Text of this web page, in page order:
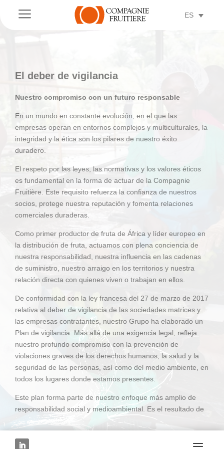
a ES
El deber de vigilancia
Nuestro compromiso con un futuro responsable
En un mundo en constante evolución, en el que las
empresas operan en entornos complejos y multiculturales, la
integridad y la ética son los pilares de nuestro éxito
duradero.
El respeto por las leyes, las normativas y los valores éticos
es fundamental en la forma de actuar de la Compagnie
Fruitière. Este requisito refuerza la confianza de nuestros
socios, protege nuestra reputación y fomenta relaciones
comerciales duraderas.
Como primer productor de fruta de África y líder europeo en
la distribución de fruta, actuamos con plena conciencia de
nuestra responsabilidad, nuestra influencia en las cadenas
de suministro, nuestro arraigo en los territorios y nuestra
relación directa con quienes viven o trabajan en ellos.
De conformidad con la ley francesa del 27 de marzo de 2017
relativa al deber de vigilancia de las sociedades matrices y
las empresas contratantes, nuestro Grupo ha elaborado un
Plan de vigilancia. Más allá de una exigencia legal, refleja
nuestro profundo compromiso con la prevención de
violaciones graves de los derechos humanos, la salud y la
seguridad de las personas, así como del medio ambiente, en
todos los lugares donde estamos presentes.
Este plan forma parte de nuestro enfoque más amplio de
responsabilidad social y medioambiental. Es el resultado de
socios y los actores sobre el terreno.